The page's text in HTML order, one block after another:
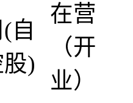
自
)
在营
（开
业）